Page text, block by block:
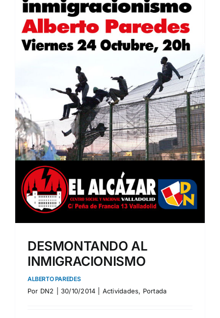
DESMONTANDO AL
INMIGRACIONISMO
ALBERTO PAREDES
Por DN2 30/10/2014 Actividades, Portada